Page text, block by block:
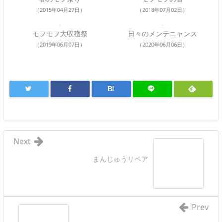
（2015年04月27日） （2018年07月02日）
モフモフ大収穫祭
（2019年06月07日）
日々のメンテニャンス
（2020年06月06日）
B!
まんじゅうリペア
Next
Prev